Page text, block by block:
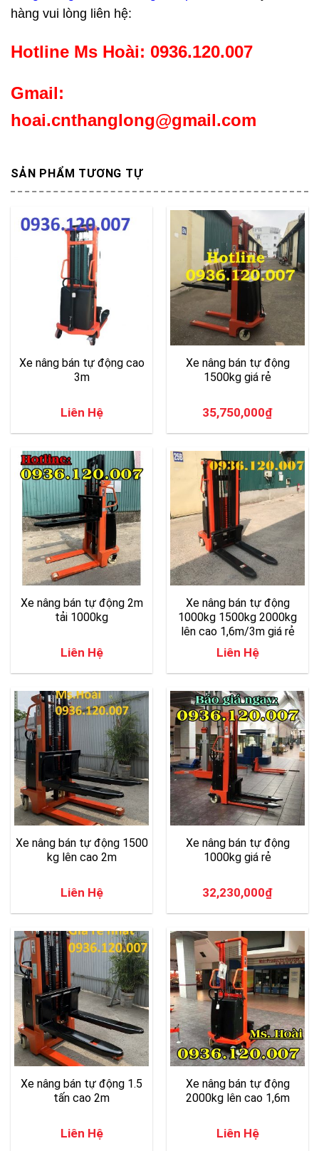
hàng vui lòng liên hệ:
Hotline Ms Hoài: 0936.120.007
Gmail:
hoai.cnthanglong@gmail.com
SẢN PHẨM TƯƠNG TỰ
Xe nâng bán tự động cao
3m
Liên Hệ
Xe nâng bán tự động
1500kg giá rẻ
35,750,000₫
Xe nâng bán tự động 2m
tải 1000kg
Liên Hệ
Xe nâng bán tự động
1000kg 1500kg 2000kg
lên cao 1,6m/3m giá rẻ
Liên Hệ
Xe nâng bán tự động 1500
kg lên cao 2m
Liên Hệ
Xe nâng bán tự động
1000kg giá rẻ
32,230,000₫
Xe nâng bán tự động 1.5
tấn cao 2m
Liên Hệ
Xe nâng bán tự động
2000kg lên cao 1,6m
Liên Hệ